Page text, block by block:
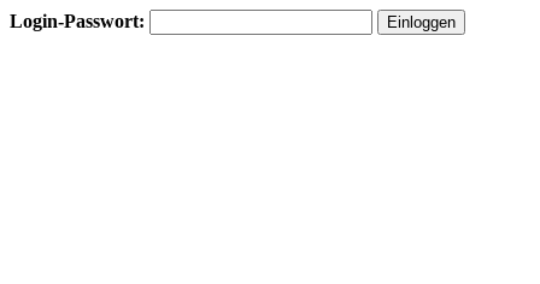
Login-Passwort: